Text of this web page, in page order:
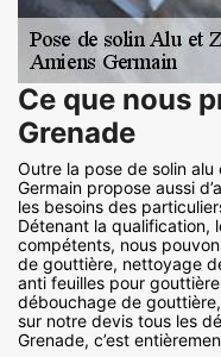
Ce que nous
Grenade
Outre la pose de solin
Germain propose aussi
les besoins des
Détenant la qualification,
compétents, nous
de gouttière, nettoyage
anti feuilles pour
débouchage de
sur notre devis tous les
Grenade, c’est